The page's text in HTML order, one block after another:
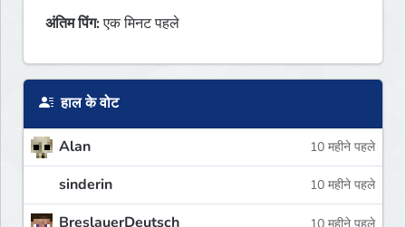
अंतिम पिंग:एक मिनट पहले
हाल के वोट
Alan 10 महीने पहले
sinderin 10 महीने पहले
BreslauerDeutsch 10 महीने पहले